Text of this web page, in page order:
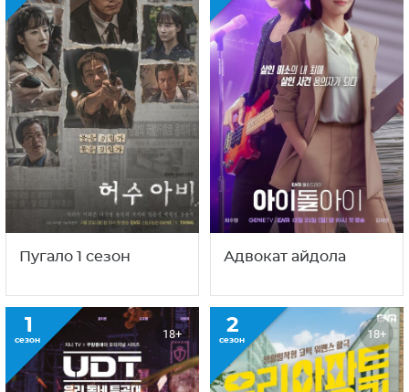
Пугало 1 сезон Адвокат айдола
1
сезон 18+ 2
сезон 18+